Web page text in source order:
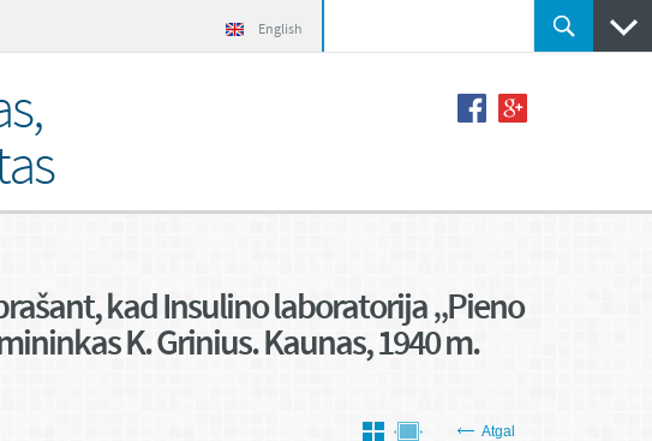
English
kad Insulino laboratorija „Pieno
K. Grinius. Kaunas, 1940 m.
Atgal